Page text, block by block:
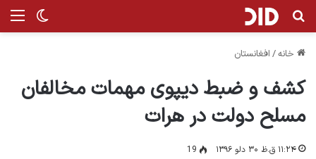
تغییر جستجو برای
خانه/ افغانستان
کشف و ضبط دیپوی مهمات مخالفان
مسلح دولت در هرات
۱۱:۲۴ ق.ظ ۳۰ دلو ۱۳۹۶ 19